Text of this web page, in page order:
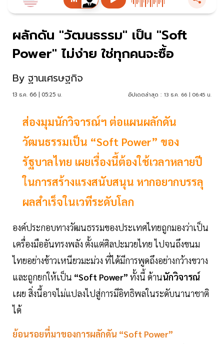
ผลักดัน "วัฒนธรรม" เป็น "Soft
Power" ไม่ง่าย ใช่ทุกคนจะซื้อ
By ฐานเศรษฐกิจ
13 ธ.ค. 66 | 05:25 น. อัปเดตล่าสุด : 13 ธ.ค. 66 | 06:45 น.
ส่องมุมนักวิจารณ์ฯ ต่อแผนผลักดัน
วัฒนธรรมเป็น “Soft Power” ของ
รัฐบาลไทย เผยเรื่องนี้ต้องใช้เวลาหลายปี
ในการสร้างแรงสนับสนุน หากอยากบรรลุ
ผลสำเร็จในเวทีระดับโลก
องค์ประกอบทางวัฒนธรรมของประเทศไทยถูกมองว่าเป็น
เครื่องมืออันทรงพลัง ตั้งแต่ศิลปะมวยไทย ไปจนถึงขนม
ไทยอย่างข้าวเหนียวมะม่วง ที่ได้มีการพูดถึงอย่างกว้างขวาง
และถูกยกให้เป็น “Soft Power” ทั้งนี้ ด้านนักวิจารณ์
เผย สิ่งนี้อาจไม่แปลงไปสู่การมีอิทธิพลในระดับนานาชาติ
ได้
ย้อนรอยที่มาของการผลักดัน “Soft Power”